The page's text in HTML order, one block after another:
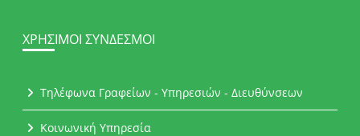
ΧΡΉΣΙΜΟΙ ΣΎΝΔΕΣΜΟΙ
Τηλέφωνα Γραφείων - Υπηρεσιών - Διευθύνσεων
Κοινωνική Υπηρεσία